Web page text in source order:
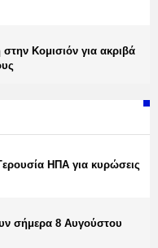
Κομισιόν για ακριβά
ΗΠΑ για κυρώσεις
σήμερα 8 Αυγούστου